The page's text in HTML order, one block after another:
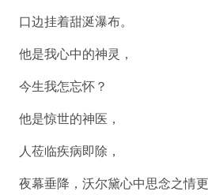
口边挂着甜涎瀑布。
他是我心中的神灵，
今生我怎忘怀？
他是惊世的神医，
人莅临疾病即除，
夜幕垂降，沃尔黛心中思念之情